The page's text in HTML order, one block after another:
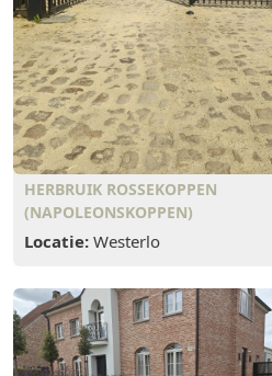
HERBRUIK ROSSEKOPPEN
(NAPOLEONSKOPPEN)
Locatie: Westerlo